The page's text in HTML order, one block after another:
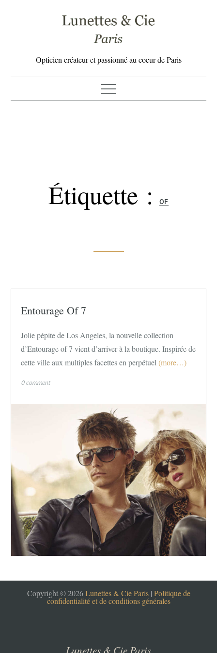
Opticien créateur et passionné au coeur de Paris
Étiquette :OF
Entourage Of 7
Jolie pépite de Los Angeles, la nouvelle collection
d’Entourage of 7 vient d’arriver à la boutique. Inspirée de
cette ville aux multiples facettes en perpétuel (more…)
0 comment
Copyright © 2026Lunettes & Cie Paris | Politique de
confidentialité et de conditions générales
Lunettes & Cie Paris